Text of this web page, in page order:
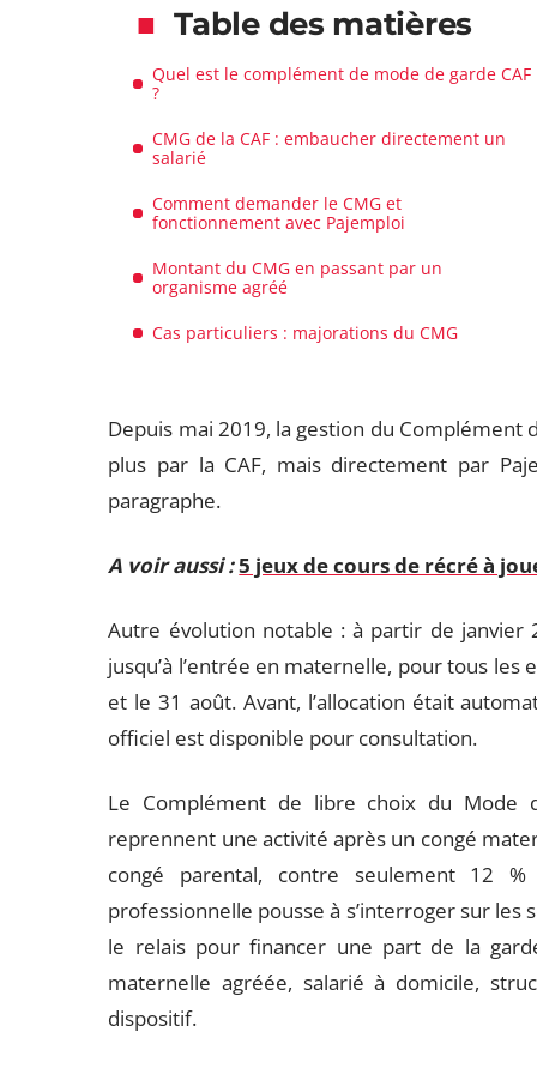
Table des matières
Quel est le complément de mode de garde CAF
?
CMG de la CAF : embaucher directement un
salarié
Comment demander le CMG et
fonctionnement avec Pajemploi
Montant du CMG en passant par un
organisme agréé
Cas particuliers : majorations du CMG
Depuis mai 2019, la gestion du Complément
plus par la CAF, mais directement par
paragraphe.
A voir aussi :5 jeux de cours de récré à
Autre évolution notable : à partir de janvier
jusqu’à l’entrée en maternelle, pour tous
et le 31 août. Avant, l’allocation était
officiel est disponible pour consultation.
Le Complément de libre choix du Mode
reprennent une activité après un congé
congé parental, contre seulement 12
professionnelle pousse à s’interroger sur les
le relais pour financer une part de la
maternelle agréée, salarié à domicile,
dispositif.